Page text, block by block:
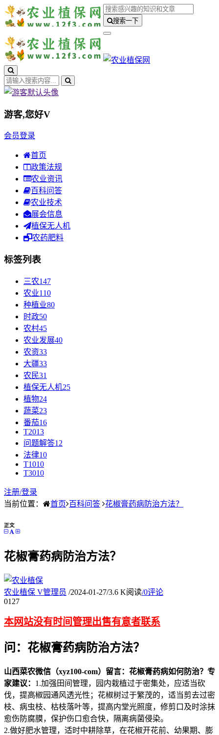
搜索一下
游客,您好V
会员登录
首页
政策法规
农业资讯
百科问答
农业技术
展会信息
植保无人机
农药肥料
标签列表
三农147
农业110
种植业80
时政50
农村45
农业发展40
农资33
大疆33
农民31
植保无人机25
植物24
蔬菜23
番茄16
T2013
问题解答12
法律10
T1010
T3010
注册/登录
当前位置：
首页 百科问答 花椒膏药病防治方法？
正文
花椒膏药病防治方法？
农业植保 V管理员 /2024-01-27/3.6 K阅读/0评论
01 27
本网站没有时间管理出售有意者联系
问：花椒膏药病防治方法？
山西菜农微信（xyz100-com）留言：花椒膏药病如何防治？ 专
家建议： 1.加强田间管理，园内栽植过于密集处，应适当砍
伐，提高椒园通风透光性；花椒树过于繁茂的，适当剪去过密
枝、病虫枝、枯枝落叶等，提高内堂光照度，修剪口及时涂抹
愈伤防腐膜，保护伤口愈合快，隔离病菌侵染。
2.做好肥水管理，适时中耕除草，在花椒开花前、幼果期、膨